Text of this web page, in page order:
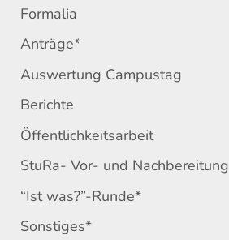
Formalia
Anträge*
Auswertung Campustag
Berichte
Öffentlichkeitsarbeit
StuRa- Vor- und Nachbereitung
“Ist was?”-Runde*
Sonstiges*